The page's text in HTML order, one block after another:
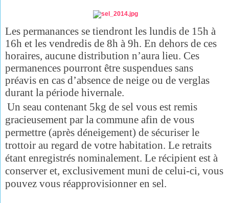
Les permanances se tiendrontles lundis de 15h à
16h et les vendredis de 8h à 9h. En dehors de ces
horaires, aucune distribution n’aura lieu. Ces
permanences pourront être suspendues sans
préavis en cas d’absence de neige ou de verglas
durant la période hivernale.
Un seau contenant 5kg de sel vous est remis
gracieusement par la commune afin de vous
permettre (après déneigement) de sécuriser le
trottoir au regard de votre habitation. Le retraits
étant enregistrés nominalement. Le récipient est à
conserver et, exclusivement muni de celui-ci, vous
pouvez vous réapprovisionner en sel.